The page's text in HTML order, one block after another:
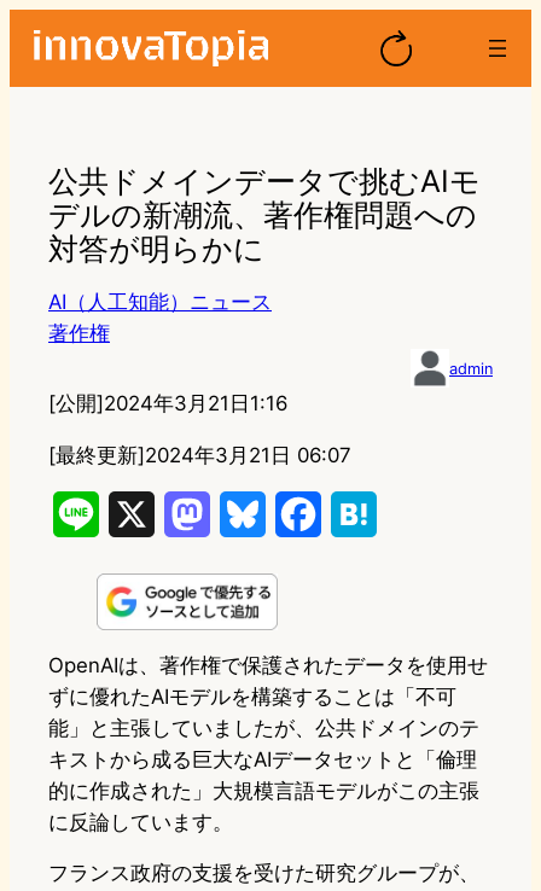
公共ドメインデータで挑むAIモ
デルの新潮流、著作権問題への
対答が明らかに
AI（人工知能）ニュース
著作権
admin
[公開]2024年3月21日1:16
[最終更新]2024年3月21日 06:07
n
e
s
t
o
d
o
n
u
e
s
k
y
e
b
o
o
n
a
OpenAIは、著作権で保護されたデータを使用せ
ずに優れたAIモデルを構築することは「不可
能」と主張していましたが、公共ドメインのテ
キストから成る巨大なAIデータセットと「倫理
的に作成された」大規模言語モデルがこの主張
に反論しています。
フランス政府の支援を受けた研究グループが、